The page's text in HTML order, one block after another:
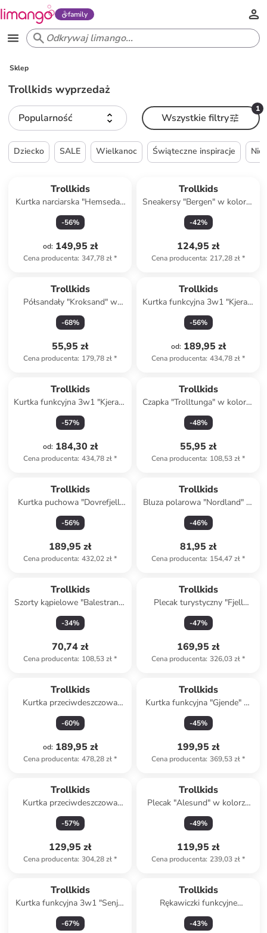
family
Sklep
Trollkids wyprzedaż
Popularność
1
Wszystkie filtry
Dziecko SALE Wielkanoc Świąteczne inspiracje
Trollkids
Kurtka narciarska "Hemsedal"
w kolorze turkusowo-
granatowym
-56%
od: 149,95 zł
Cena producenta: 347,78 zł*
Trollkids
Sneakersy "Bergen" w kolorze
niebieskim do chodzenia na
boso
-42%
124,95 zł
Cena producenta: 217,28 zł*
Trollkids
Półsandały "Kroksand" w
kolorze granatowym
-68%
55,95 zł
Cena producenta: 179,78 zł*
Trollkids
Kurtka funkcyjna 3w1 "Kjerak"
w kolorze niebieskim
-56%
od: 189,95 zł
Cena producenta: 434,78 zł*
Trollkids
Kurtka funkcyjna 3w1 "Kjerag"
w kolorze niebiesko-
oliwkowym
-57%
od: 184,30 zł
Cena producenta: 434,78 zł*
Trollkids
Czapka "Trolltunga" w kolorze
granatowym
-48%
55,95 zł
Cena producenta: 108,53 zł*
Trollkids
Kurtka puchowa "Dovrefjell"
w kolorze granatowo-
różowym
-56%
189,95 zł
Cena producenta: 432,02 zł*
Trollkids
Bluza polarowa "Nordland" w
kolorze różowym
-46%
81,95 zł
Cena producenta: 154,47 zł*
Trollkids
Szorty kąpielowe "Balestrand"
w kolorze pomarańczowym
-34%
70,74 zł
Cena producenta: 108,53 zł*
Trollkids
Plecak turystyczny "Fjell
Trekker 22" w kolorze
granatowym - 24 x 45 x 18
-47%
169,95 zł
Cena producenta: 326,03 zł*
Trollkids
Kurtka przeciwdeszczowa
3w1 "Bryggen" w kolorze
jasnoróżowym
-60%
od: 189,95 zł
Cena producenta: 478,28 zł*
Trollkids
Kurtka funkcyjna "Gjende" w
kolorze niebiesko-
granatowym
-45%
199,95 zł
Cena producenta: 369,53 zł*
Trollkids
Kurtka przeciwdeszczowa
"Bergen" w kolorze niebieskim
-57%
129,95 zł
Cena producenta: 304,28 zł*
Trollkids
Plecak "Alesund" w kolorze
granatowo-niebieskim - 22 x
33 x 12 cm
-49%
119,95 zł
Cena producenta: 239,03 zł*
Trollkids
Kurtka funkcyjna 3w1 "Senja"
w kolorze fioletowo-
granatowym
-67%
Trollkids
Rękawiczki funkcyjne
"Trolltunga" w kolorze
granatowym
-43%